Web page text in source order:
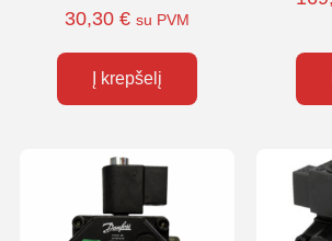
30,30 € su PVM
Į krepšelį